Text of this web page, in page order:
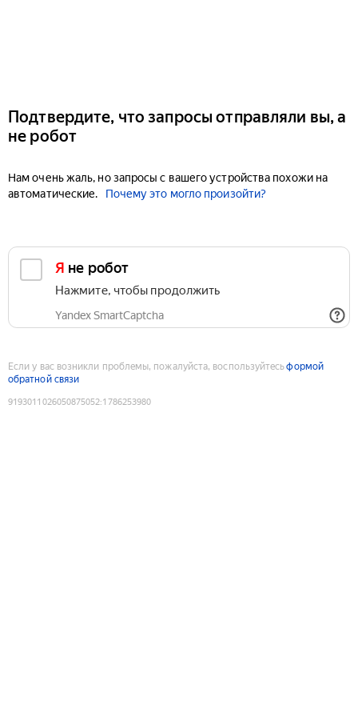
Подтвердите, что запросы отправляли вы, а
не робот
Нам очень жаль, но запросы с вашего устройства похожи на
автоматические.
Почему это могло произойти?
Я не робот
Нажмите, чтобы продолжить
Yandex SmartCaptcha
Если у вас возникли проблемы, пожалуйста, воспользуйтесьформой
обратной связи
9193011026050875052:1786253980